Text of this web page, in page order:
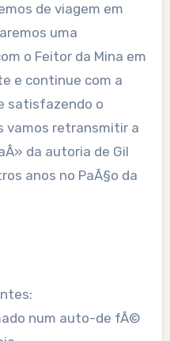
de viagem em
uma
o Feitor da Mina em
e continue com a
satisfazendo o
vamos retransmitir a
da autoria de Gil
anos no PaÃ§o da
num auto-de fÃ©